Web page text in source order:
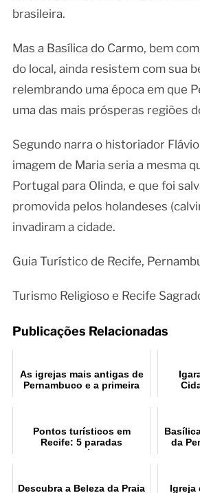
brasileira.
Mas a Basílica do Carmo, bem
do local, ainda resistem com sua
relembrando uma época em que
uma das mais prósperas regiões
Segundo narra o historiador
imagem de Maria seria a mesma
Portugal para Olinda, e que foi
promovida pelos holandeses
invadiram a cidade.
Guia Turístico de Recife,
Turismo Religioso e Recife
Publicações Relacionadas
As igrejas mais antigas de
Pernambuco e a primeira
Pontos turísticos em
Recife: 5 paradas
imperdíveis
da
Descubra a Beleza da Praia
Igreja